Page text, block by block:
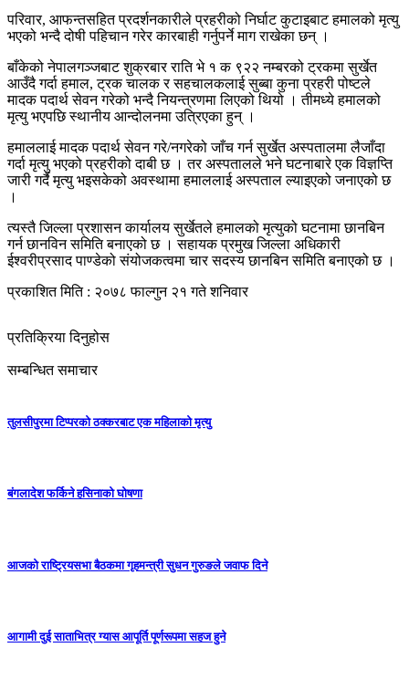
परिवार, आफन्तसहित प्रदर्शनकारीले प्रहरीको निर्घाट कुटाइबाट हमालको मृत्यु
भएको भन्दै दोषी पहिचान गरेर कारबाही गर्नुपर्ने माग राखेका छन् ।
बाँकेको नेपालगञ्जबाट शुक्रबार राति भे १ क ९२२ नम्बरको ट्रकमा सुर्खेत
आउँदै गर्दा हमाल, ट्रक चालक र सहचालकलाई सुब्बा कुना प्रहरी पोष्टले
मादक पदार्थ सेवन गरेको भन्दै नियन्त्रणमा लिएको थियो । तीमध्ये हमालको
मृत्यु भएपछि स्थानीय आन्दोलनमा उत्रिएका हुन् ।
हमाललाई मादक पदार्थ सेवन गरे/नगरेको जाँच गर्न सुर्खेत अस्पतालमा लैजाँदा
गर्दा मृत्यु भएको प्रहरीको दाबी छ । तर अस्पतालले भने घटनाबारे एक विज्ञप्ति
जारी गर्दै मृत्यु भइसकेको अवस्थामा हमाललाई अस्पताल ल्याइएको जनाएको छ
।
त्यस्तै जिल्ला प्रशासन कार्यालय सुर्खेतले हमालको मृत्युको घटनामा छानबिन
गर्न छानविन समिति बनाएको छ । सहायक प्रमुख जिल्ला अधिकारी
ईश्वरीप्रसाद पाण्डेको संयोजकत्वमा चार सदस्य छानबिन समिति बनाएको छ ।
प्रकाशित मिति : २०७८ फाल्गुन २१ गते शनिवार
प्रतिक्रिया दिनुहोस
सम्बन्धित समाचार
तुलसीपुरमा टिप्परको ठक्करबाट एक महिलाको मृत्यु
बंगलादेश फर्किने हसिनाको घोषणा
आजको राष्ट्रियसभा बैठकमा गृहमन्त्री सुधन गुरुङले जवाफ दिने
आगामी दुई साताभित्र ग्यास आपूर्ति पूर्णरूपमा सहज हुने